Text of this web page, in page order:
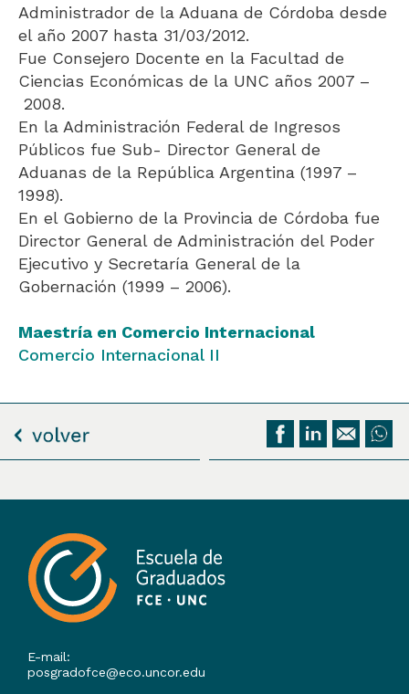
Administrador de la Aduana de Córdoba desde
el año 2007 hasta 31/03/2012.
Fue Consejero Docente en la Facultad de
Ciencias Económicas de la UNC años 2007 –
2008.
En la Administración Federal de Ingresos
Públicos fue Sub- Director General de
Aduanas de la República Argentina (1997 –
1998).
En el Gobierno de la Provincia de Córdoba fue
Director General de Administración del Poder
Ejecutivo y Secretaría General de la
Gobernación (1999 – 2006).
Maestría en Comercio Internacional
Comercio Internacional II
E-mail:
posgradofce@eco.uncor.edu